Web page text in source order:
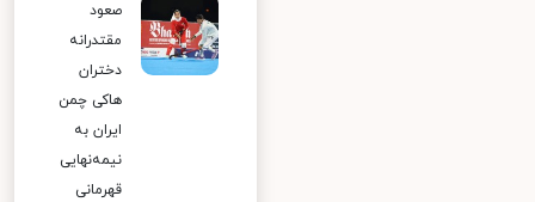
صعود
مقتدرانه
دختران
هاکی چمن
ایران به
نیمه‌نهایی
قهرمانی